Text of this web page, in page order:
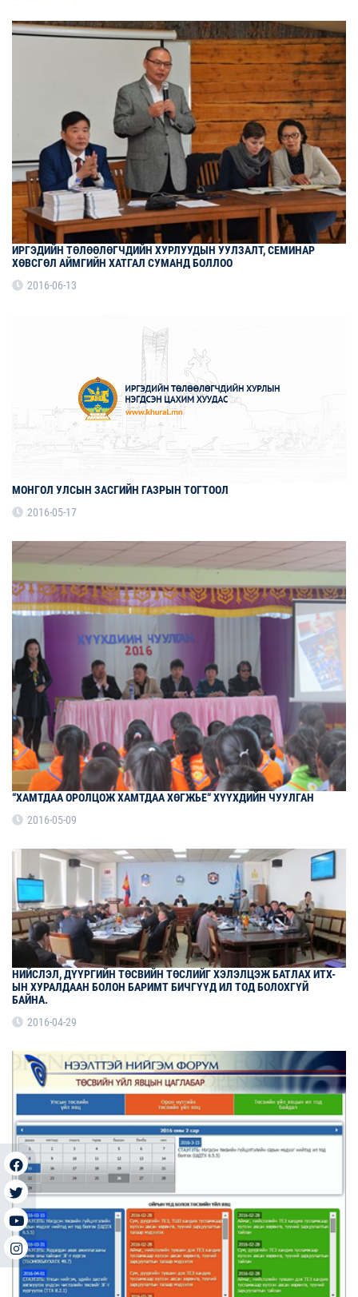
ИРГЭДИЙН ТӨЛӨӨЛӨГЧДИЙН ХУРЛУУДЫН УУЛЗАЛТ, СЕМИНАР
ХӨВСГӨЛ АЙМГИЙН ХАТГАЛ СУМАНД БОЛЛОО
2016-06-13
МОНГОЛ УЛСЫН ЗАСГИЙН ГАЗРЫН ТОГТООЛ
2016-05-17
“ХАМТДАА ОРОЛЦОЖ ХАМТДАА ХӨГЖЬЕ“ ХҮҮХДИЙН ЧУУЛГАН
2016-05-09
НИЙСЛЭЛ, ДҮҮРГИЙН ТӨСВИЙН ТӨСЛИЙГ ХЭЛЭЛЦЭЖ БАТЛАХ ИТХ-
ЫН ХУРАЛДААН БОЛОН БАРИМТ БИЧГҮҮД ИЛ ТОД БОЛОХГҮЙ
БАЙНА.
2016-04-29